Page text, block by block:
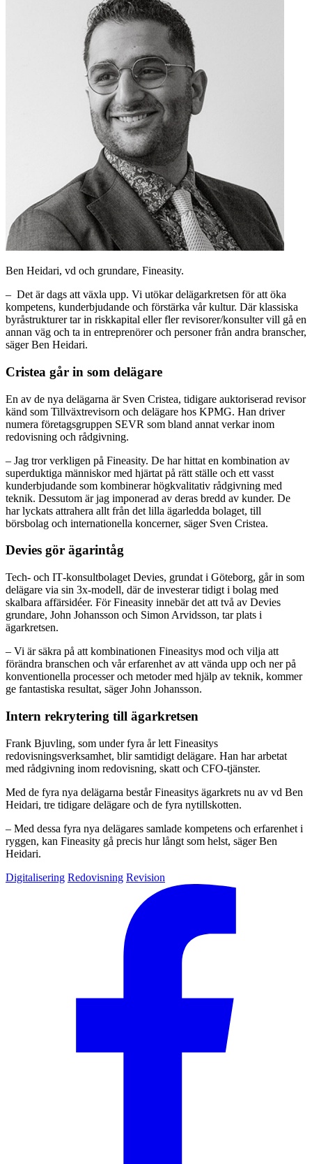
Ben Heidari, vd och grundare, Fineasity.
– Det är dags att växla upp. Vi utökar delägarkretsen för att öka
kompetens, kunderbjudande och förstärka vår kultur. Där klassiska
byråstrukturer tar in riskkapital eller fler revisorer/konsulter vill gå en
annan väg och ta in entreprenörer och personer från andra branscher,
säger Ben Heidari.
Cristea går in som delägare
En av de nya delägarna är Sven Cristea, tidigare auktoriserad revisor
känd som Tillväxtrevisorn och delägare hos KPMG. Han driver
numera företagsgruppen SEVR som bland annat verkar inom
redovisning och rådgivning.
– Jag tror verkligen på Fineasity. De har hittat en kombination av
superduktiga människor med hjärtat på rätt ställe och ett vasst
kunderbjudande som kombinerar högkvalitativ rådgivning med
teknik. Dessutom är jag imponerad av deras bredd av kunder. De
har lyckats attrahera allt från det lilla ägarledda bolaget, till
börsbolag och internationella koncerner, säger Sven Cristea.
Devies gör ägarintåg
Tech‑ och IT‑konsultbolaget Devies, grundat i Göteborg, går in som
delägare via sin 3x‑modell, där de investerar tidigt i bolag med
skalbara affärsidéer. För Fineasity innebär det att två av Devies
grundare, John Johansson och Simon Arvidsson, tar plats i
ägarkretsen.
– Vi är säkra på att kombinationen Fineasitys mod och vilja att
förändra branschen och vår erfarenhet av att vända upp och ner på
konventionella processer och metoder med hjälp av teknik, kommer
ge fantastiska resultat, säger John Johansson.
Intern rekrytering till ägarkretsen
Frank Bjuvling, som under fyra år lett Fineasitys
redovisningsverksamhet, blir samtidigt delägare. Han har arbetat
med rådgivning inom redovisning, skatt och CFO‑tjänster.
Med de fyra nya delägarna består Fineasitys ägarkrets nu av vd Ben
Heidari, tre tidigare delägare och de fyra nytillskotten.
– Med dessa fyra nya delägares samlade kompetens och erfarenhet i
ryggen, kan Fineasity gå precis hur långt som helst, säger Ben
Heidari.
Digitalisering Redovisning Revision